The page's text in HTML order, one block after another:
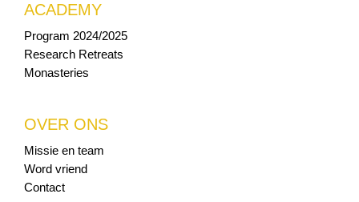
ACADEMY
Program 2024/2025
Research Retreats
Monasteries
OVER ONS
Missie en team
Word vriend
Contact